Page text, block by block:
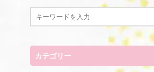
カテゴリー